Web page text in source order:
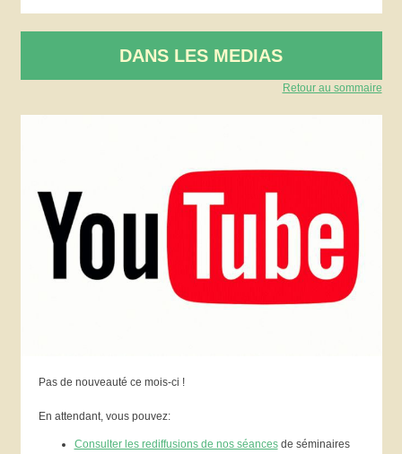
DANS LES MEDIAS
Retour au sommaire
Pas de nouveauté ce mois-ci !
En attendant, vous pouvez:
Consulter les rediffusions de nos séancesde séminaires